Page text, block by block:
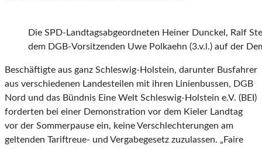
Die SPD-Landtagsabgeordneten Heiner Dunckel, Ralf
dem DGB-Vorsitzenden Uwe Polkaehn (3.v.l.) auf der
Beschäftigte aus ganz Schleswig-Holstein, darunter Busfahrer
aus verschiedenen Landesteilen mit ihren Linienbussen, DGB
Nord und das Bündnis Eine Welt Schleswig-Holstein e.V. (BEI)
forderten bei einer Demonstration vor dem Kieler Landtag
vor der Sommerpause ein, keine Verschlechterungen am
geltenden Tariftreue- und Vergabegesetz zuzulassen. „Faire